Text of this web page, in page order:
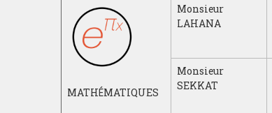
MATHÉMATIQUES
Monsieur
LAHANA
Monsieur
SEKKAT